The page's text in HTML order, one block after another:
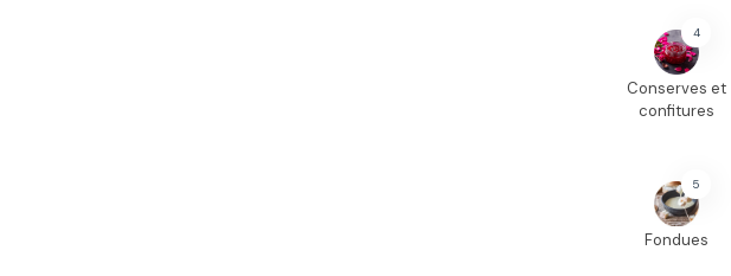
4
Conserves et
confitures
5
Fondues